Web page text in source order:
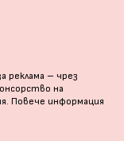
реклама – чрез
на
Повече информация